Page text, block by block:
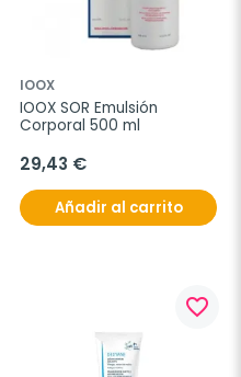
IOOX
IOOX SOR Emulsión
Corporal 500 ml
29,43 €
Añadir al carrito
favorite_border